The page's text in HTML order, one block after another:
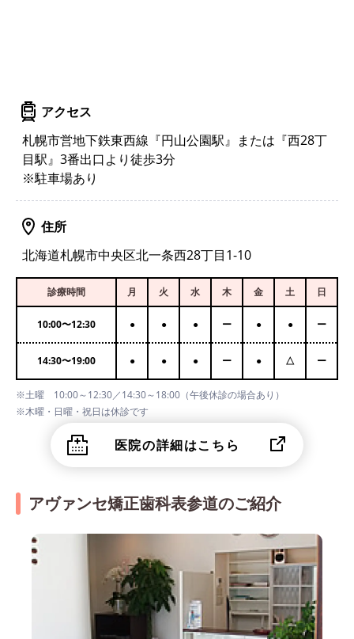
アクセス
札幌市営地下鉄東西線『円山公園駅』または『西28丁
目駅』3番出口より徒歩3分
※駐車場あり
住所
北海道札幌市中央区北一条西28丁目1-10
診療時間 月 火 水 木 金 土 日
10:00〜12:30 ● ● ● ー ● ● ー
14:30〜19:00 ● ● ● ー ● △ ー
※土曜 10:00～12:30／14:30～18:00（午後休診の場合あり）
※木曜・日曜・祝日は休診です
医院の詳細はこちら
アヴァンセ矯正歯科表参道のご紹介